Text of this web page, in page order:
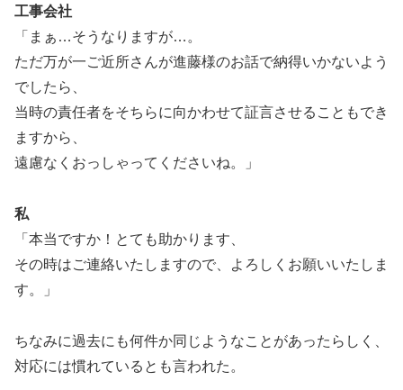
工事会社
「まぁ…そうなりますが…。
ただ万が一ご近所さんが進藤様のお話で納得いかないよう
でしたら、
当時の責任者をそちらに向かわせて証言させることもでき
ますから、
遠慮なくおっしゃってくださいね。」
私
「本当ですか！とても助かります、
その時はご連絡いたしますので、よろしくお願いいたしま
す。」
ちなみに過去にも何件か同じようなことがあったらしく、
対応には慣れているとも言われた。